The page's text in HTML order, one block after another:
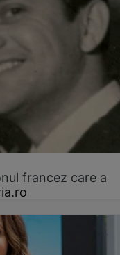
francez care a